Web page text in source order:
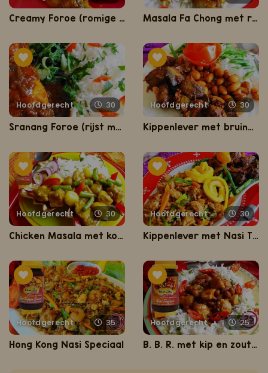
Creamy Foroe (romige kip met rijst) Masala Fa Chong met rijst, aardappelen en kousenband
Hoofdgerecht 30
Sranang Foroe (rijst met drumsticks en amsoi)
Hoofdgerecht 30
Kippenlever met bruine bonen compleet
Hoofdgerecht 30
Chicken Masala met kousenband
Hoofdgerecht 30
Kippenlever met Nasi Trafasie
Hoofdgerecht 35
Hong Kong Nasi Speciaal
Hoofdgerecht 25
B. B. R. met kip en zoutvlees